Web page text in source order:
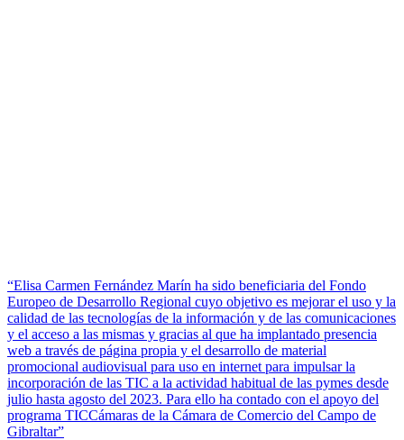
“Elisa Carmen Fernández Marín ha sido beneficiaria del Fondo
Europeo de Desarrollo Regional cuyo objetivo es mejorar el uso y la
calidad de las tecnologías de la información y de las comunicaciones
y el acceso a las mismas y gracias al que ha implantado presencia
web a través de página propia y el desarrollo de material
promocional audiovisual para uso en internet para impulsar la
incorporación de las TIC a la actividad habitual de las pymes desde
julio hasta agosto del 2023. Para ello ha contado con el apoyo del
programa TICCámaras de la Cámara de Comercio del Campo de
Gibraltar”